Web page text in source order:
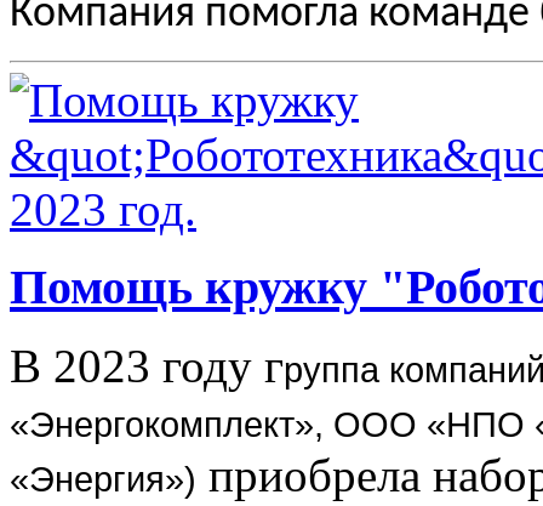
Компания помогла команде
Помощь кружку
В 2023 году группа
«Энергокомплект», ООО
«Энергия») приобрела